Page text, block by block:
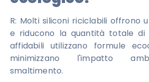
R: Molti siliconi riciclabili offrono
e riducono la quantità totale di
affidabili utilizzano formule
minimizzano l'impatto
smaltimento.